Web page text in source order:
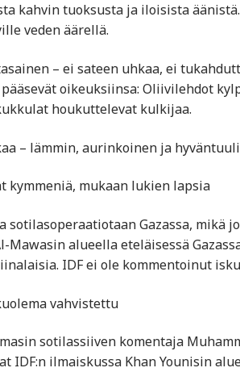
kahvin tuoksusta ja iloisista
veden äärellä.
– ei sateen uhkaa, ei
oikeuksiinsa: Oliivilehdot
houkuttelevat kulkijaa.
– lämmin, aurinkoinen ja
kymmeniä, mukaan lukien lapsia
Gazassa, mikä
alueella eteläisessä
IDF ei ole kommentoinut
vahvistettu
sotilassiiven komentaja
IDF:n ilmaiskussa Khan Younisin